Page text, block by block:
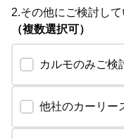
2.その他にご検討し
（複数選択可）
カルモのみご検
他社のカーリー